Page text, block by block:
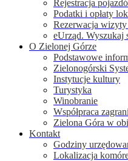
Rejestracja
Podatki i opłaty
Rezerwacja
eUrząd. Wyszukaj
O Zielonej Górze
Podstawowe
Zielonogórski
Instytucje kultury
Turystyka
Winobranie
Współpraca
Zielona Góra w
Kontakt
Godziny
Lokalizacja